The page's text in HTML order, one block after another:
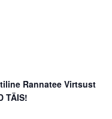
Rannatee Virtsust
TÄIS!